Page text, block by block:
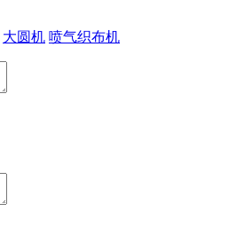
大圆机 喷气织布机